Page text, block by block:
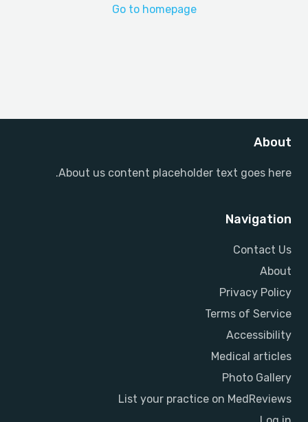
Go to homepage
About
About us content placeholder text goes here.
Navigation
Contact Us
About
Privacy Policy
Terms of Service
Accessibility
Medical articles
Photo Gallery
List your practice on MedReviews